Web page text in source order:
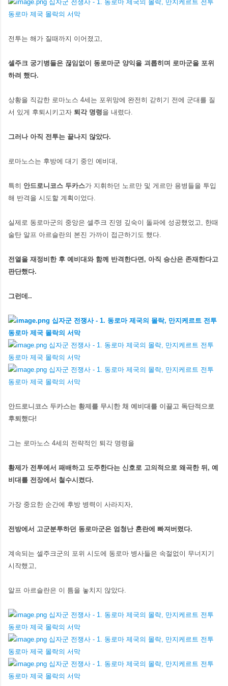
전투는 해가 질때까지 이어졌고,
셀주크 궁기병들은 끊임없이 동로마군 양익을 괴롭히며 로마군을 포위
하려 했다.
상황을 직감한 로마노스 4세는 포위망에 완전히 갇히기 전에 군대를 질
서 있게 후퇴시키고자 퇴각 명령을 내렸다.
그러나 아직 전투는 끝나지 않았다.
로마노스는 후방에 대기 중인 예비대,
특히 안드로니코스 두카스가 지휘하던 노르만 및 게르만 용병들을 투입
해 반격을 시도할 계획이었다.
실제로 동로마군의 중앙은 셀주크 진영 깊숙이 돌파에 성공했었고, 한때
술탄 알프 아르슬란의 본진 가까이 접근하기도 했다.
전열을 재정비한 후 예비대와 함께 반격한다면, 아직 승산은 존재한다고
판단했다.
그런데..
안드로니코스 두카스는 황제를 무시한 채 예비대를 이끌고 독단적으로
후퇴했다!
그는 로마노스 4세의 전략적인 퇴각 명령을
황제가 전투에서 패배하고 도주한다는 신호로 고의적으로 왜곡한 뒤, 예
비대를 전장에서 철수시켰다.
가장 중요한 순간에 후방 병력이 사라지자,
전방에서 고군분투하던 동로마군은 엄청난 혼란에 빠져버렸다.
계속되는 셀주크군의 포위 시도에 동로마 병사들은 속절없이 무너지기
시작했고,
알프 아르슬란은 이 틈을 놓치지 않았다.